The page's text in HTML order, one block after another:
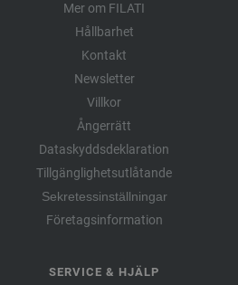
Mer om FILATI
Hållbarhet
Kontakt
Newsletter
Villkor
Ångerrätt
Dataskyddsdeklaration
Tillgänglighetsutlåtande
Sekretessinställningar
Företagsinformation
SERVICE & HJÄLP